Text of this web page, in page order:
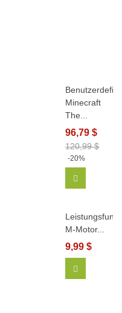
Minecraft
The...
96,79 $
120,99 $
-20%
M-Motor...
9,99 $